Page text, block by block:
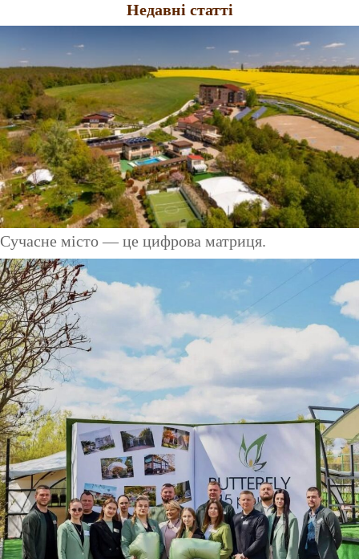
Недавні статті
Сучасне місто — це цифрова матриця.